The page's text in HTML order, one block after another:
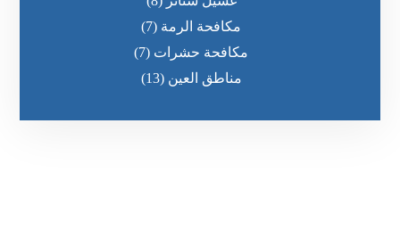
مكافحة الرمة (7)
مكافحة حشرات (7)
مناطق العين (13)